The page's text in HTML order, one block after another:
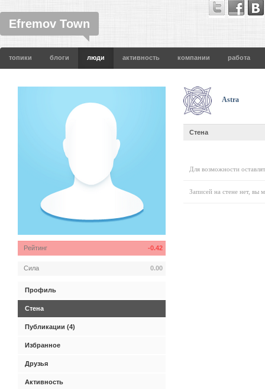
Efremov Town
топики блоги люди активность компании работа
Astra
Стена
Для возможности
Записей на стене нет, вы
Рейтинг -0.42
Сила 0.00
Профиль
Стена
Публикации (4)
Избранное
Друзья
Активность